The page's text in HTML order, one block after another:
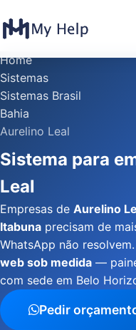
Home
Sistemas
Sistemas Brasil
Bahia
Aurelino Leal
Sistema para
Leal
Empresas de Aurelino
Itabuna precisam de
WhatsApp não
web sob medida —
com sede em Belo
Pedir